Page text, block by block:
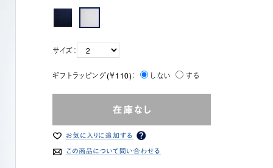
サイズ：
ギフトラッピング(￥110)： しない する